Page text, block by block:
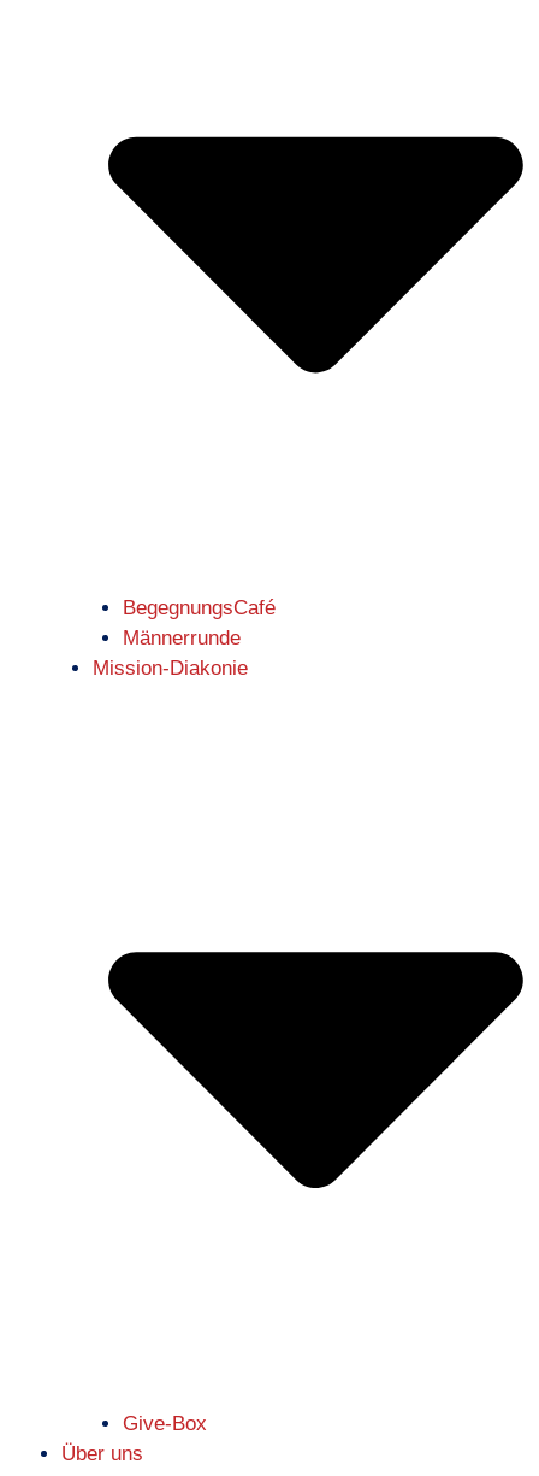
BegegnungsCafé
Männerrunde
Mission-Diakonie
Give-Box
Über uns